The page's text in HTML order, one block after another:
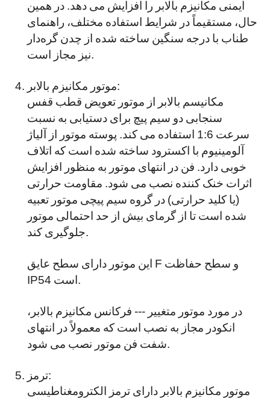
ایمنی مکانیزم بالابر را افزایش می دهد. در همین
حال، مستقیماً در شرایط استفاده مختلف، راهنمای
طناب با درجه سنگین ساخته شده از چدن گره‌دار
نیز مجاز است.
موتور مکانیزم بالابر:
مکانیسم بالابر از موتور تعویض قطب قفس
سنجابی دو سیم پیچ برای دستیابی به نسبت
سرعت 1:6 استفاده می کند. پوسته موتور از آلیاژ
آلومینیوم با اکسترود ساخته شده است که اتلاف
خوبی دارد. فن در انتهای موتور به منظور افزایش
اثرات خنک کننده نصب می شود. مقاومت حرارتی
(یا کلید حرارتی) در گروه سیم پیچی موتور تعبیه
شده است تا از گرمای بیش از حد احتمالی موتور
جلوگیری کند.
این موتور دارای سطح عایق F و سطح حفاظت
در مورد موتور متغییر --- فرکانس مکانیزم بالابر،
انکودر مجاز به نصب است که معمولاً در انتهای
ترمز:
موتور مکانیزم بالابر دارای ترمز الکترومغناطیسی